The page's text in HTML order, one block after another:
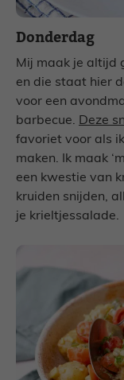
Donderdag
Mij maak je altijd
en die staat hier
voor een
barbecue. Deze
favoriet voor als
maken. Ik maak
een kwestie van
kruiden snijden,
je krieltjessalade.